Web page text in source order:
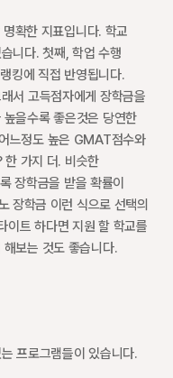
확한 지표입니다. 학교
니다. 첫째, 학업 수행
킹에 직접 반영됩니다.
서 고득점자에게 장학금을
을수록 좋은것은 당연한
느정도 높은 GMAT점수와
한 가지 더. 비슷한
장학금을 받을 확률이
장학금 이런 식으로 선택의
트 하다면 지원 할 학교를
보는 것도 좋습니다.
프로그램들이 있습니다.